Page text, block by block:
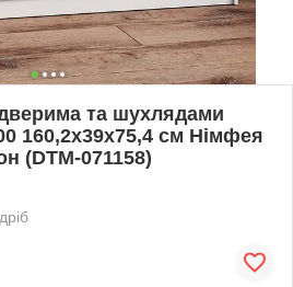
та шухлядами
160,2х39х75,4 см Німфея
(DTM-071158)